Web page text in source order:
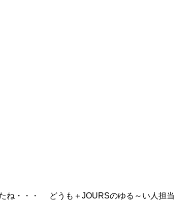
ね・・・ どうも＋JOURSのゆる～い人担当